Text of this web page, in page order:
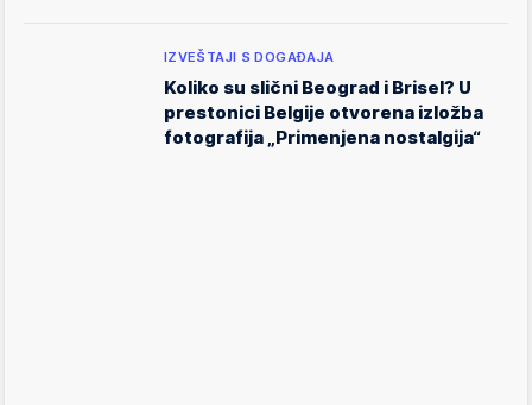
IZVEŠTAJI S DOGAĐAJA
Koliko su slični Beograd i Brisel? U
prestonici Belgije otvorena izložba
fotografija „Primenjena nostalgija“